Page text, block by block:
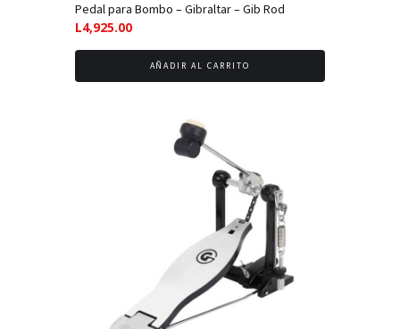
Pedal para Bombo – Gibraltar – Gib Rod
L4,925.00
AÑADIR AL CARRITO